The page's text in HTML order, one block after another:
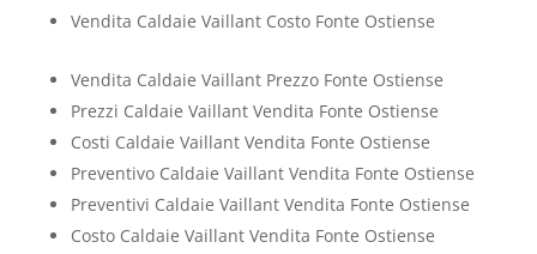
Vendita Caldaie Vaillant Costo Fonte Ostiense
Vendita Caldaie Vaillant Prezzo Fonte Ostiense
Prezzi Caldaie Vaillant Vendita Fonte Ostiense
Costi Caldaie Vaillant Vendita Fonte Ostiense
Preventivo Caldaie Vaillant Vendita Fonte Ostiense
Preventivi Caldaie Vaillant Vendita Fonte Ostiense
Costo Caldaie Vaillant Vendita Fonte Ostiense